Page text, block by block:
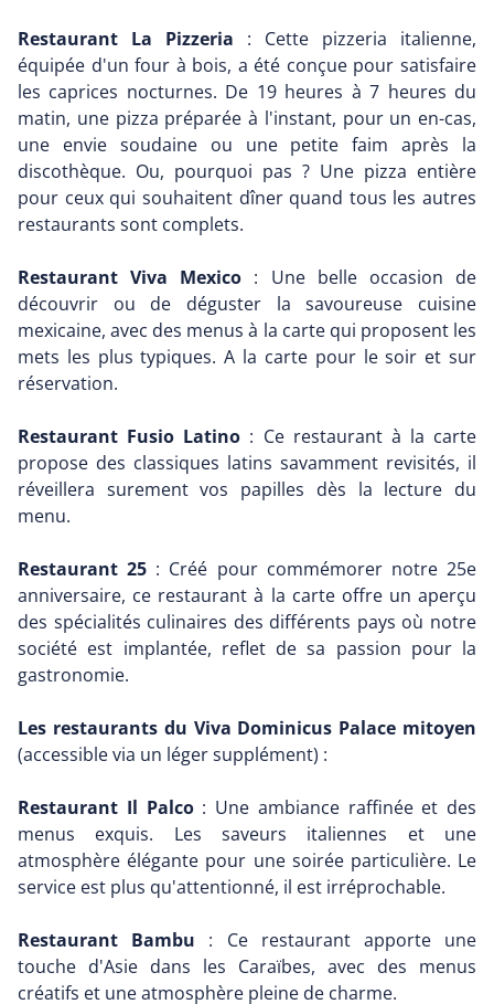
Restaurant La Pizzeria : Cette pizzeria italienne,
équipée d'un four à bois, a été conçue pour satisfaire
les caprices nocturnes. De 19 heures à 7 heures du
matin, une pizza préparée à l'instant, pour un en-cas,
une envie soudaine ou une petite faim après la
discothèque. Ou, pourquoi pas ? Une pizza entière
pour ceux qui souhaitent dîner quand tous les autres
restaurants sont complets.
Restaurant Viva Mexico : Une belle occasion de
découvrir ou de déguster la savoureuse cuisine
mexicaine, avec des menus à la carte qui proposent les
mets les plus typiques. A la carte pour le soir et sur
réservation.
Restaurant Fusio Latino : Ce restaurant à la carte
propose des classiques latins savamment revisités, il
réveillera surement vos papilles dès la lecture du
menu.
Restaurant 25 : Créé pour commémorer notre 25e
anniversaire, ce restaurant à la carte offre un aperçu
des spécialités culinaires des différents pays où notre
société est implantée, reflet de sa passion pour la
gastronomie.
Les restaurants du Viva Dominicus Palace mitoyen
(accessible via un léger supplément) :
Restaurant Il Palco: Une ambiance raffinée et des
menus exquis. Les saveurs italiennes et une
atmosphère élégante pour une soirée particulière. Le
service est plus qu'attentionné, il est irréprochable.
Restaurant Bambu : Ce restaurant apporte une
touche d'Asie dans les Caraïbes, avec des menus
créatifs et une atmosphère pleine de charme.